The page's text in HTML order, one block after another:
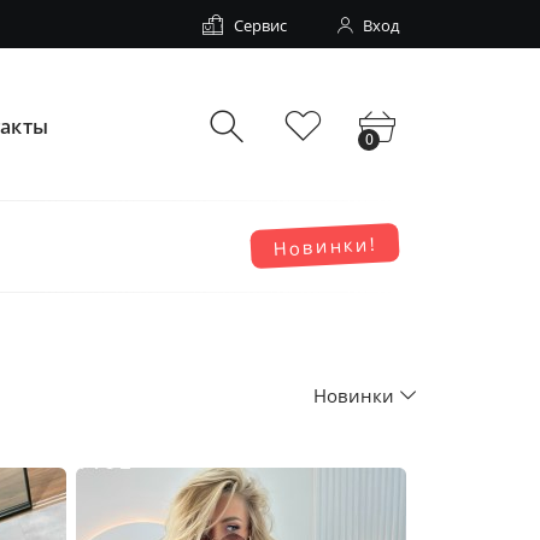
Сервис Вход
0
Новинки!
Новинки